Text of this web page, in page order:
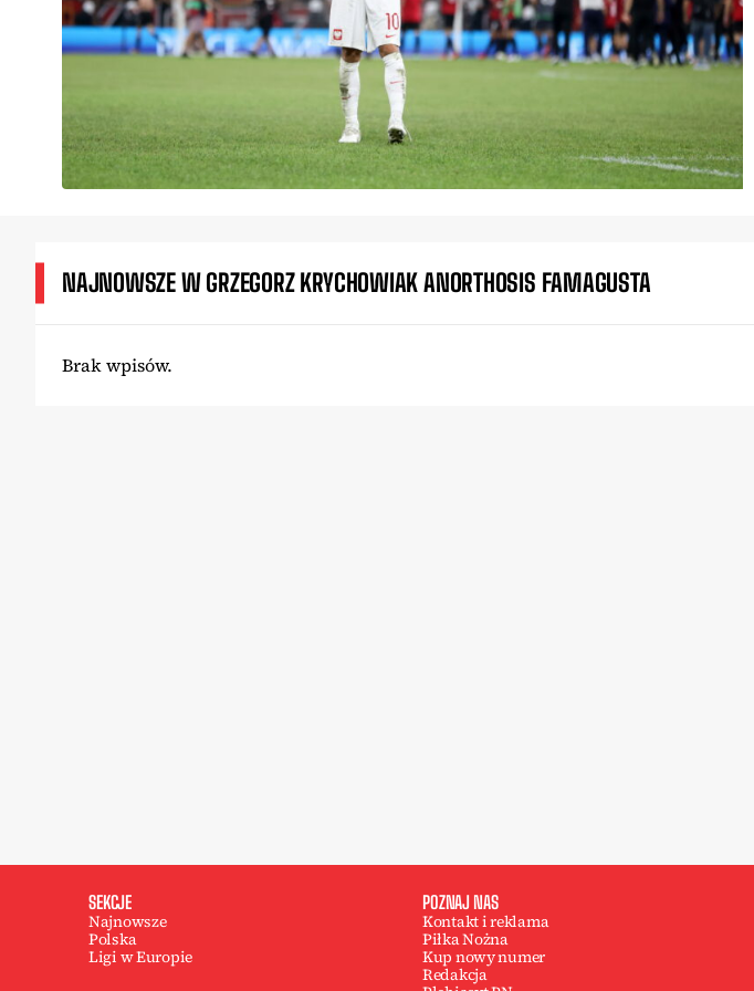
NAJNOWSZE W GRZEGORZ KRYCHOWIAK ANORTHOSIS FAMAGUSTA
Brak wpisów.
SEKCJE
Najnowsze
Polska
Ligi w Europie
POZNAJ NAS
Kontakt i reklama
Piłka Nożna
Kup nowy numer
Redakcja